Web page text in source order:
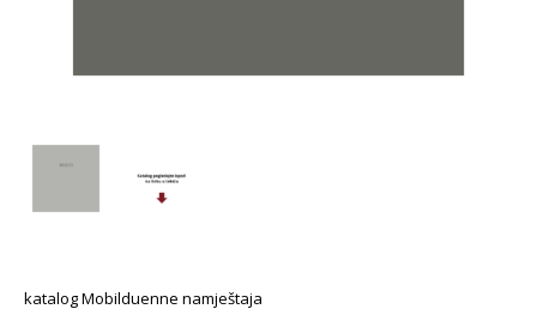
katalog Mobilduenne namještaja